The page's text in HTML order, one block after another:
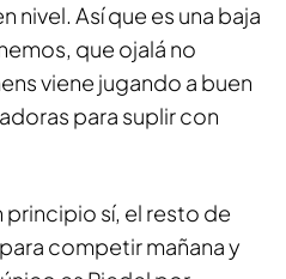
nivel. Así que es una baja
que ojalá no
viene jugando a buen
para suplir con
principio sí, el resto de
competir mañana y